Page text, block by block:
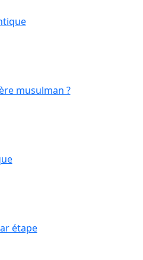
musulman ?
étape